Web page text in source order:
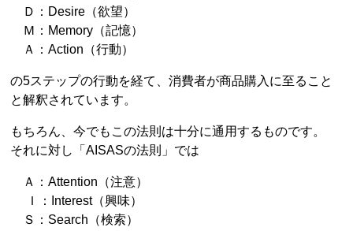
Ｄ：Desire（欲望）
Ｍ：Memory（記憶）
Ａ：Action（行動）
の5ステップの行動を経て、消費者が商品購入に至ること
と解釈されています。
もちろん、今でもこの法則は十分に通用するものです。
それに対し「AISASの法則」では
Ａ：Attention（注意）
Ｉ：Interest（興味）
Ｓ：Search（検索）